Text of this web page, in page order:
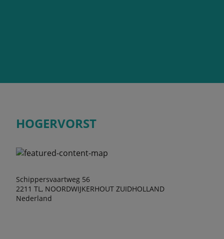
HOGERVORST
Schippersvaartweg 56
2211 TL, NOORDWIJKERHOUT ZUIDHOLLAND
Nederland